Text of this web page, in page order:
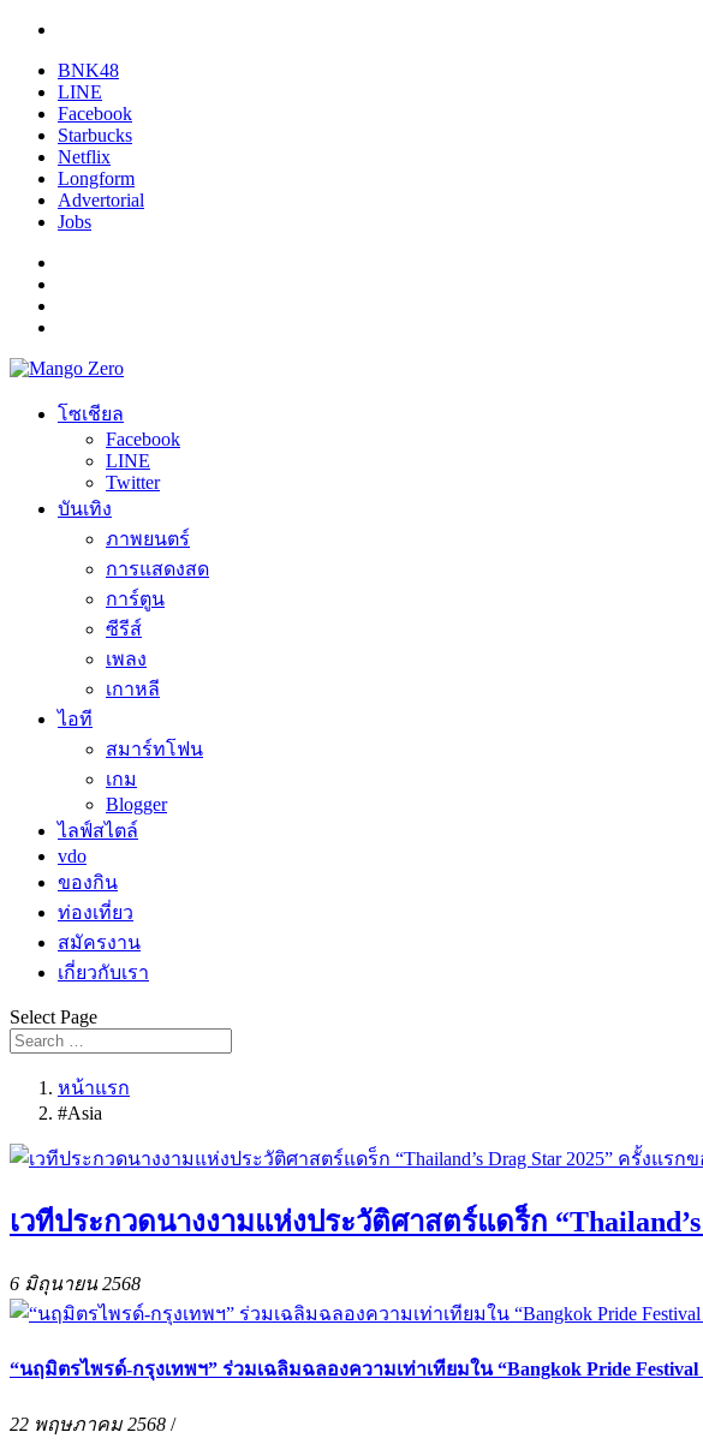
BNK48
LINE
Facebook
Starbucks
Netflix
Longform
Advertorial
Jobs
โซเชียล
Facebook
LINE
Twitter
บันเทิง
ภาพยนตร์
การแสดงสด
การ์ตูน
ซีรีส์
เพลง
เกาหลี
ไอที
สมาร์ทโฟน
เกม
Blogger
ไลฟ์สไตล์
vdo
ของกิน
ท่องเที่ยว
สมัครงาน
เกี่ยวกับเรา
Select Page
หน้าแรก
#Asia
เวทีประกวดนางงามแห่งประวัติศาสตร์แดร็ก
6 มิถุนายน 2568
“นฤมิตรไพรด์-กรุงเทพฯ” ร่วมเฉลิมฉลองความเท่าเทียมใน “Bangkok Pride
22 พฤษภาคม 2568 /